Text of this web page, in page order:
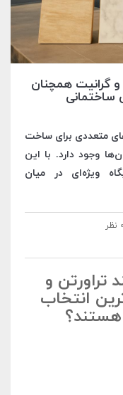
و گرانیت همچنان
ساختمانی
متعددی برای ساخت
وجود دارد. با این
ویژه‌ای در میان
0 نظر
تراورتن و
انتخاب
هستند؟